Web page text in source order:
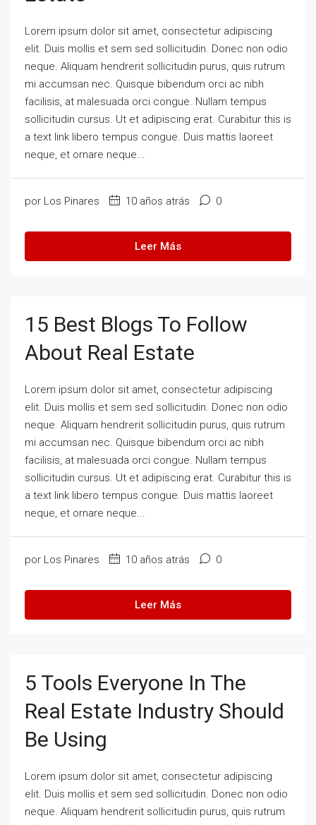
Lorem ipsum dolor sit amet, consectetur adipiscing
elit. Duis mollis et sem sed sollicitudin. Donec non odio
neque. Aliquam hendrerit sollicitudin purus, quis rutrum
mi accumsan nec. Quisque bibendum orci ac nibh
facilisis, at malesuada orci congue. Nullam tempus
sollicitudin cursus. Ut et adipiscing erat. Curabitur this is
a text link libero tempus congue. Duis mattis laoreet
neque, et ornare neque...
por Los Pinares 10 años atrás 0
Leer Más
15 Best Blogs To Follow
About Real Estate
Lorem ipsum dolor sit amet, consectetur adipiscing
elit. Duis mollis et sem sed sollicitudin. Donec non odio
neque. Aliquam hendrerit sollicitudin purus, quis rutrum
mi accumsan nec. Quisque bibendum orci ac nibh
facilisis, at malesuada orci congue. Nullam tempus
sollicitudin cursus. Ut et adipiscing erat. Curabitur this is
a text link libero tempus congue. Duis mattis laoreet
neque, et ornare neque...
por Los Pinares 10 años atrás 0
Leer Más
5 Tools Everyone In The
Real Estate Industry Should
Be Using
Lorem ipsum dolor sit amet, consectetur adipiscing
elit. Duis mollis et sem sed sollicitudin. Donec non odio
neque. Aliquam hendrerit sollicitudin purus, quis rutrum